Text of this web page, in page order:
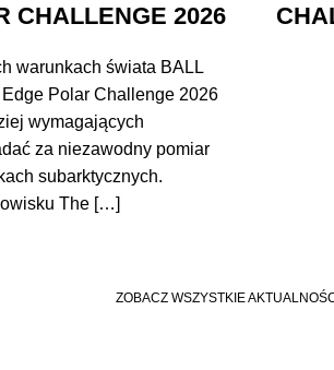
CHALLENGE 2026
warunkach świata BALL
Polar Challenge 2026
wymagających
za niezawodny pomiar
subarktycznych.
The […]
ZOBACZ WSZYSTKIE